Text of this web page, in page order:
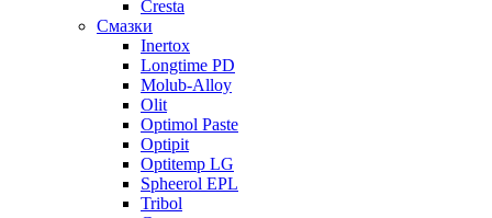
Cresta
Смазки
Inertox
Longtime PD
Molub-Alloy
Olit
Optimol Paste
Optipit
Optitemp LG
Spheerol EPL
Tribol